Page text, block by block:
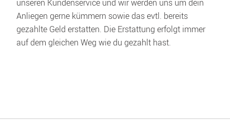
unseren Kundenservice und wir werden uns um dein
Anliegen gerne kümmern sowie das evtl. bereits
gezahlte Geld erstatten. Die Erstattung erfolgt immer
auf dem gleichen Weg wie du gezahlt hast.